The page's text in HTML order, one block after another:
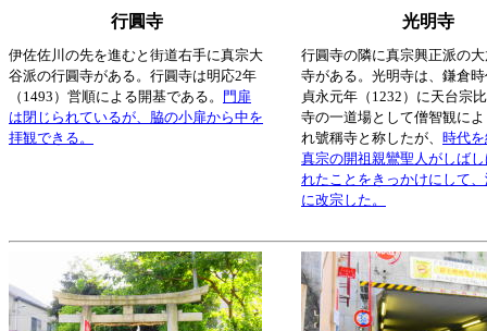
行圓寺 光明寺
伊佐佐川の先を進むと街道右手に真宗大
谷派の行圓寺がある。行圓寺は明応2年
（1493）営順による開基である。
門扉
は閉じられているが、脇の小扉から中を
拝観できる。
行圓寺の隣に真宗興正派の
寺がある。光明寺は、鎌倉
貞永元年（1232）に天台宗
寺の一道場として僧智観に
れ號稱寺と称したが、 時代
真宗の開祖親鸞聖人がしば
れたことをきっかけにして
に改宗した。